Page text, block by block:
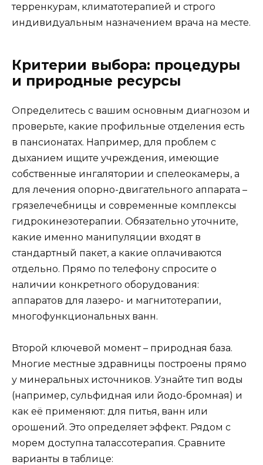
терренкурам, климатотерапией и строго
индивидуальным назначением врача на месте.
Критерии выбора: процедуры
и природные ресурсы
Определитесь с вашим основным диагнозом и
проверьте, какие профильные отделения есть
в пансионатах. Например, для проблем с
дыханием ищите учреждения, имеющие
собственные ингалятории и спелеокамеры, а
для лечения опорно-двигательного аппарата –
грязелечебницы и современные комплексы
гидрокинезотерапии. Обязательно уточните,
какие именно манипуляции входят в
стандартный пакет, а какие оплачиваются
отдельно. Прямо по телефону спросите о
наличии конкретного оборудования:
аппаратов для лазеро- и магнитотерапии,
многофункциональных ванн.
Второй ключевой момент – природная база.
Многие местные здравницы построены прямо
у минеральных источников. Узнайте тип воды
(например, сульфидная или йодо-бромная) и
как её применяют: для питья, ванн или
орошений. Это определяет эффект. Рядом с
морем доступна талассотерапия. Сравните
варианты в таблице: